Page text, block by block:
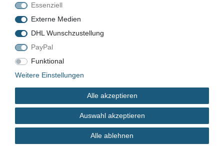
VN-1579
*
Essenziell
Externe Medien
DHL Wunschzustellung
PayPal
Funktional
Weitere Einstellungen
Alle akzeptieren
Auswahl akzeptieren
Alle ablehnen